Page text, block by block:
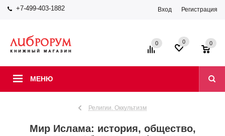
+7-499-403-1882 Вход Регистрация
МЕНЮ
0 0 0
Религии. Оккультизм
Мир Ислама: история, общество,